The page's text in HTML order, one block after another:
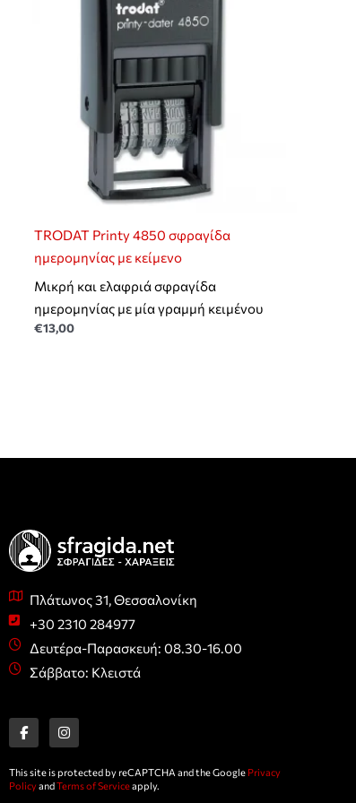
TRODAT Printy 4850 σφραγίδα
ημερομηνίας με κείμενο
Μικρή και ελαφριά σφραγίδα
ημερομηνίας με μία γραμμή κειμένου
€13,00
Πλάτωνος 31, Θεσσαλονίκη
+30 2310 284977
Δευτέρα-Παρασκευή: 08.30-16.00
Σάββατο: Κλειστά
a
c
e
o
o
n
s
t
g
r
This site is protected by reCAPTCHA and the Google Privacy
PolicyandTerms of Serviceapply.